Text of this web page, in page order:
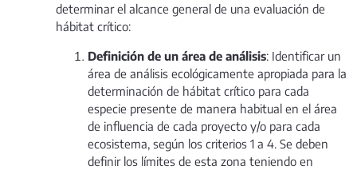
determinar el alcance general de una evaluación de
hábitat crítico:
Definición de un área de análisis: Identificar un
área de análisis ecológicamente apropiada para la
determinación de hábitat crítico para cada
especie presente de manera habitual en el área
de influencia de cada proyecto y/o para cada
ecosistema, según los criterios 1 a 4. Se deben
definir los límites de esta zona teniendo en